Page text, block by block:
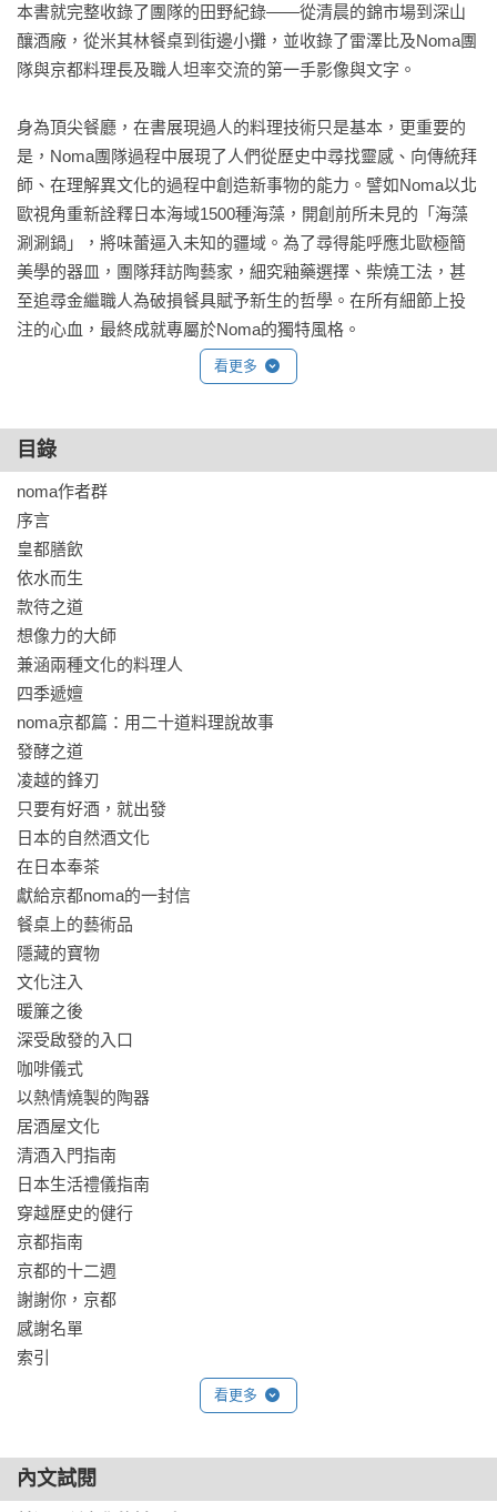
本書就完整收錄了團隊的田野紀錄——從清晨的錦市場到深山
釀酒廠，從米其林餐桌到街邊小攤，並收錄了雷澤比及Noma團
隊與京都料理長及職人坦率交流的第一手影像與文字。
身為頂尖餐廳，在書展現過人的料理技術只是基本，更重要的
是，Noma團隊過程中展現了人們從歷史中尋找靈感、向傳統拜
師、在理解異文化的過程中創造新事物的能力。譬如Noma以北
歐視角重新詮釋日本海域1500種海藻，開創前所未見的「海藻
涮涮鍋」，將味蕾逼入未知的疆域。為了尋得能呼應北歐極簡
美學的器皿，團隊拜訪陶藝家，細究釉藥選擇、柴燒工法，甚
至追尋金繼職人為破損餐具賦予新生的哲學。在所有細節上投
注的心血，最終成就專屬於Noma的獨特風格。
這本書不僅是美食紀錄，也是文化觀察與創意實驗的結晶。無
喜歡京都與Noma的讀者，這都是一本值得細細研究、收藏的作
品，不但能從中一窺世界頂尖餐廳背後的運作哲學與創意火
花，也能感受京都這座城市的精髓，而那是一般旅遊者很難接
觸到的裏京都。
看更多
目錄
noma作者群
序言
皇都膳飲
依水而生
款待之道
想像力的大師
兼涵兩種文化的料理人
四季遞嬗
noma京都篇：用二十道料理說故事
發酵之道
凌越的鋒刃
只要有好酒，就出發
日本的自然酒文化
在日本奉茶
獻給京都noma的一封信
餐桌上的藝術品
隱藏的寶物
文化注入
暖簾之後
深受啟發的入口
咖啡儀式
以熱情燒製的陶器
居酒屋文化
清酒入門指南
日本生活禮儀指南
穿越歷史的健行
京都指南
京都的十二週
謝謝你，京都
感謝名單
索引
看更多
內文試閱